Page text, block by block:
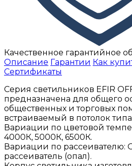
Качественное гарантийное
Описание Гарантии Как
Сертификаты
Серия светильников EFIR
предназначена для общего
общественных и торговых
встраиваемый в потолок типа
Вариации по цветовой
4000К, 5000К, 6500К.
Вариации по рассеивателю:
рассеиватель (опал).